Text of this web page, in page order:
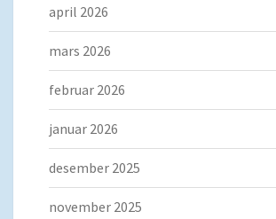
april 2026
mars 2026
februar 2026
januar 2026
desember 2025
november 2025